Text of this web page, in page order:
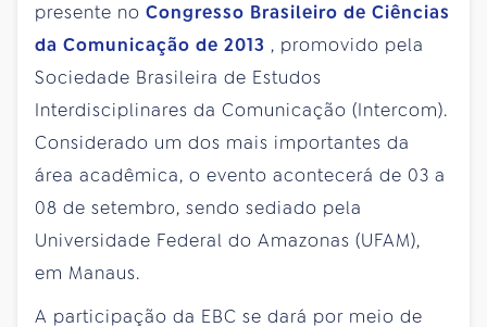
presente no Congresso Brasileiro de Ciências
da Comunicação de 2013 , promovido pela
Sociedade Brasileira de Estudos
Interdisciplinares da Comunicação (Intercom).
Considerado um dos mais importantes da
área acadêmica, o evento acontecerá de 03 a
08 de setembro, sendo sediado pela
Universidade Federal do Amazonas (UFAM),
em Manaus.
A participação da EBC se dará por meio de